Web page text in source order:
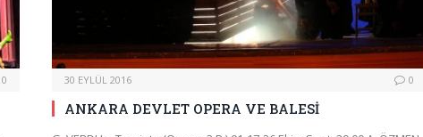
0 30 EYLÜL 2016 0
ANKARA DEVLET OPERA VE BALESİ